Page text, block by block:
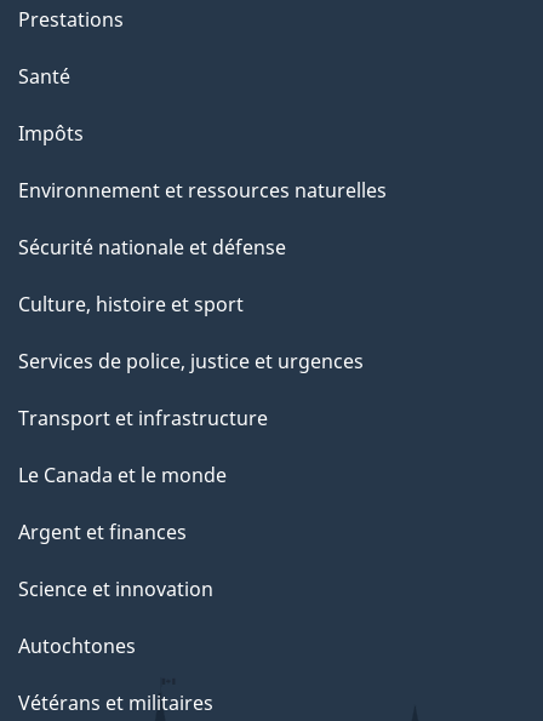
Prestations
Santé
Impôts
Environnement et ressources naturelles
Sécurité nationale et défense
Culture, histoire et sport
Services de police, justice et urgences
Transport et infrastructure
Le Canada et le monde
Argent et finances
Science et innovation
Autochtones
Vétérans et militaires